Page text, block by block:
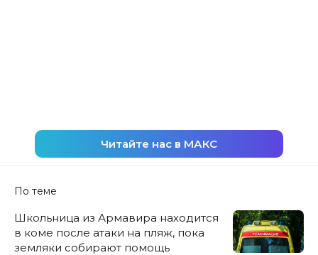
Читайте нас в МАКС
По теме
Школьница из Армавира находится
в коме после атаки на пляж, пока
земляки собирают помощь